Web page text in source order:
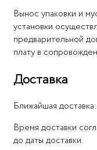
Вынос упаковки и
установки
предварительной
плату в
Доставка
Ближайшая
Время доставки
до даты доставки.